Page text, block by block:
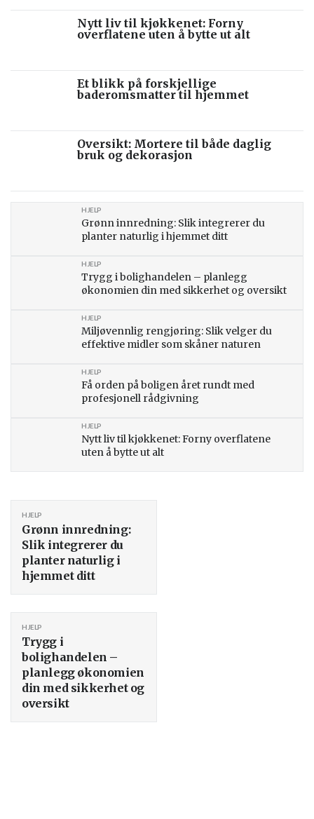
Nytt liv til kjøkkenet: Forny
overflatene uten å bytte ut alt
Et blikk på forskjellige
baderomsmatter til hjemmet
Oversikt: Mortere til både daglig
bruk og dekorasjon
Grønn innredning: Slik integrerer du
planter naturlig i hjemmet ditt
HJELP
Trygg i bolighandelen – planlegg
økonomien din med sikkerhet og oversikt
HJELP
Miljøvennlig rengjøring: Slik velger du
effektive midler som skåner naturen
HJELP
Få orden på boligen året rundt med
profesjonell rådgivning
HJELP
Nytt liv til kjøkkenet: Forny overflatene
uten å bytte ut alt
HJELP
Grønn innredning:
Slik integrerer du
planter naturlig i
hjemmet ditt
HJELP
Trygg i
bolighandelen –
planlegg økonomien
din med sikkerhet og
oversikt
HJELP